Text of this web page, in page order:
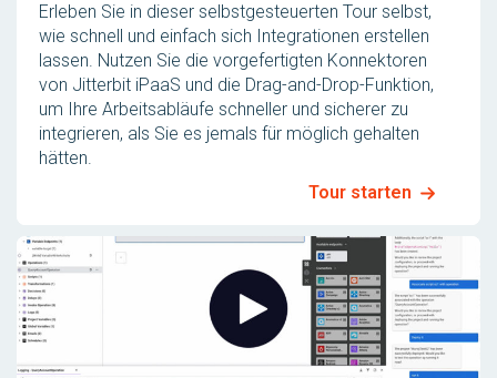
Erleben Sie in dieser selbstgesteuerten Tour selbst,
wie schnell und einfach sich Integrationen erstellen
lassen. Nutzen Sie die vorgefertigten Konnektoren
von Jitterbit iPaaS und die Drag-and-Drop-Funktion,
um Ihre Arbeitsabläufe schneller und sicherer zu
integrieren, als Sie es jemals für möglich gehalten
hätten.
Tour starten